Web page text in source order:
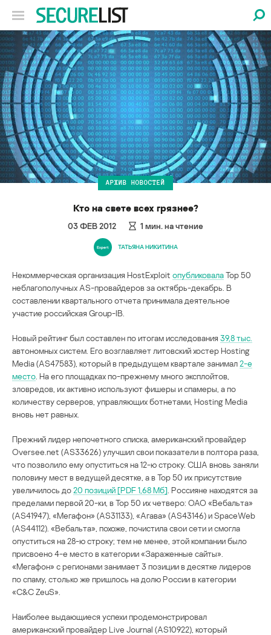
АРХИВ НОВОСТЕЙ
Кто на свете всех грязнее?
03 ФЕВ 2012 1 мин. на чтение
ТАТЬЯНА НИКИТИНА
Некоммерческая организация HostExploit опубликовалаТор 50
неблагополучных AS-провайдеров за октябрь-декабрь. В
составлении квартального отчета принимала деятельное
участие российская Group-IB.
Новый рейтинг был составлен по итогам исследования 39,8 тыс.
автономных систем. Его возглавляет литовский хостер Hosting
Media (AS47583), который в предыдущем квартале занимал2-е
место . На его площадках по-прежнему много эксплойтов,
зловредов, их активно используют фишеры и спамеры, а по
количеству серверов, управляющих ботнетами, Hosting Media
вновь нет равных.
Прежний лидер непочетного списка, американский провайдер
Oversee.net (AS33626) улучшил свои показатели в полтора раза,
что позволило ему опуститься на 12-ю строку. США вновь заняли
половину мест в ведущей десятке, а в Тор 50 их присутствие
увеличилось до20 позиций [PDF 1,68 Мб] . Россияне находятся за
пределами первой 20-ки, в Тор 50 их четверо: ОАО «Вебальта»
(AS41947), «Мегафон» (AS31133), «Агава» (AS43146) и SpaceWeb
(AS44112). «Вебальта», похоже, почистила свои сети и смогла
опуститься на 28-ю строку; тем не менее, этой компании было
присвоено 4-е место в категории «Зараженные сайты».
«Мегафон» с регионами занимает 3 позиции в десятке лидеров
по спаму, столько же пришлось на долю России в категории
«C&C ZeuS».
Наиболее выдающиеся успехи продемонстрировал
американский провайдер Live Journal (AS10922), который